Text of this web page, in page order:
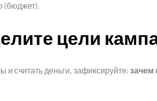
(бюджет).
цели
и считать деньги, зафиксируйте: зачем